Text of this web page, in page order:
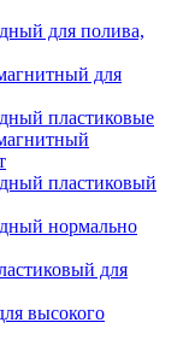
для полива,
для
пластиковые
пластиковый
нормально
для
высокого